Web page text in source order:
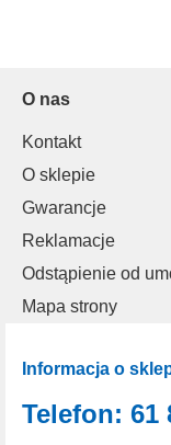
O nas
Kontakt
O sklepie
Gwarancje
Reklamacje
Odstąpienie od
Mapa strony
Informacja o
Telefon: 61